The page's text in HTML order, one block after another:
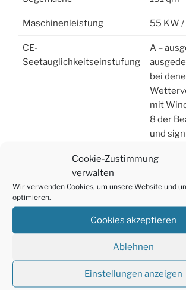
Cookie-Zustimmung
verwalten
Wir verwenden Cookies, um unsere Website und
optimieren.
Cookies akzeptieren
Ablehnen
Einstellungen anzeigen
Maschinenleistung 55 KW /
CE-
Seetauglichkeitseinstufung
A –
bei
mit
8 der
und
m